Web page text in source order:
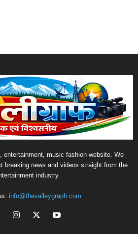
entertainment, music fashion website. We
breaking news and videos straight from the
industry.
info@thevalleygraph.com